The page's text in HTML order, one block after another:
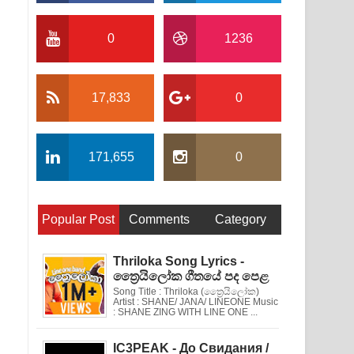
0 1236
17,833 0
171,655 0
Popular Post Comments Category
Thriloka Song Lyrics -
ත්‍රෛයිලෝක ගීතයේ පද පෙළ
Song Title : Thriloka (ත්‍රෛයිලෝක)
Artist : SHANE/ JANA/ LINEONE Music
: SHANE ZING WITH LINE ONE ...
IC3PEAK - До Свидания /